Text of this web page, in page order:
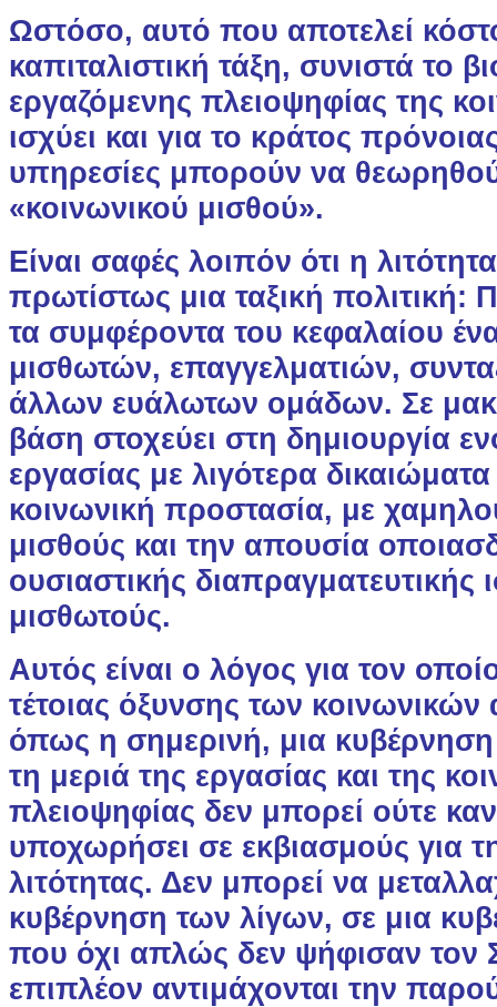
Ωστόσο, αυτό που αποτελεί
καπιταλιστική τάξη, συνιστά το
εργαζόμενης πλειοψηφίας της
ισχύει και για το κράτος
υπηρεσίες μπορούν να
«κοινωνικού μισθού».
Είναι σαφές λοιπόν ότι η
πρωτίστως μια ταξική πολιτική:
τα συμφέροντα του κεφαλαίου
μισθωτών, επαγγελματιών,
άλλων ευάλωτων ομάδων. Σε
βάση στοχεύει στη δημιουργία
εργασίας με λιγότερα
κοινωνική προστασία, με
μισθούς και την απουσία
ουσιαστικής διαπραγματευτικής
μισθωτούς.
Αυτός είναι ο λόγος για τον
τέτοιας όξυνσης των
όπως η σημερινή, μια
τη μεριά της εργασίας και της
πλειοψηφίας δεν μπορεί ούτε
υποχωρήσει σε εκβιασμούς για
λιτότητας. Δεν μπορεί να
κυβέρνηση των λίγων, σε μια
που όχι απλώς δεν ψήφισαν τον
επιπλέον αντιμάχονται την